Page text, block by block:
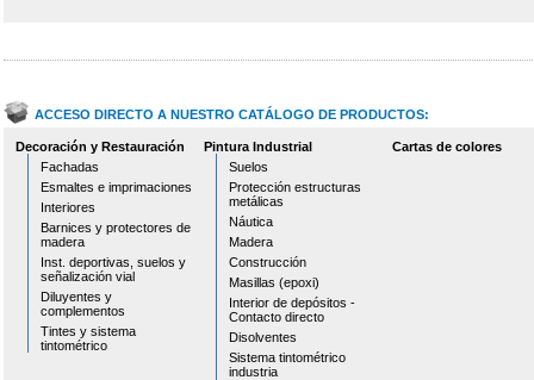
ACCESO DIRECTO A NUESTRO CATÁLOGO DE PRODUCTOS:
Decoración y Restauración
Fachadas
Esmaltes e imprimaciones
Interiores
Barnices y protectores de
madera
Inst. deportivas, suelos y
señalización vial
Diluyentes y
complementos
Tintes y sistema
tintométrico
Pintura Industrial
Suelos
Protección estructuras
metálicas
Náutica
Madera
Construcción
Masillas (epoxi)
Interior de depósitos -
Contacto directo
Disolventes
Sistema tintométrico
industria
Cartas de colores